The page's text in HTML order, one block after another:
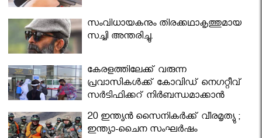
സംവിധായകനും തിരക്കഥാകൃത്തുമായ
സച്ചി അന്തരിച്ചു.
കേരളത്തിലേക്ക് വരുന്ന
പ്രവാസികള്‍ക്ക് കോവിഡ് നെഗറ്റീവ്
സര്‍ട്ടിഫിക്കറ്റ് നിർബന്ധമാക്കാൻ
മന്ത്രിസഭ
20 ഇന്ത്യൻ സൈനികർക്ക് വീരമൃത്യു ;
ഇന്ത്യാ-ചൈന സംഘർഷം